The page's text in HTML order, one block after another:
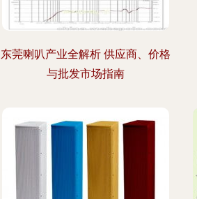
东莞喇叭产业全解析 供应商、价格
与批发市场指南